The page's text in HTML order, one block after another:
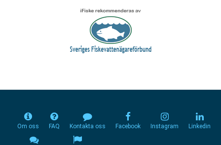
Om oss FAQ Kontakta oss Facebook Instagram Linkedin